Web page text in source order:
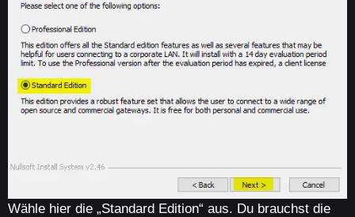
Wähle hier die „Standard Edition“ aus. Du brauchst die